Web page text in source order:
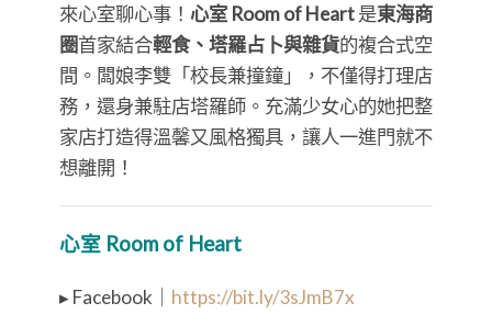
來心室聊心事！ 心室 Room of Heart是東海商
圈首家結合輕食、塔羅占卜與雜貨的複合式空
間。闆娘李雙「校長兼撞鐘」，不僅得打理店
務，還身兼駐店塔羅師。充滿少女心的她把整
家店打造得溫馨又風格獨具，讓人一進門就不
想離開！
心室 Room of Heart
▸ Facebook｜ https://bit.ly/3sJmB7x